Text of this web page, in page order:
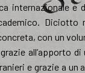
internazionale e
Diciotto
con un
all’apporto
e grazie a un